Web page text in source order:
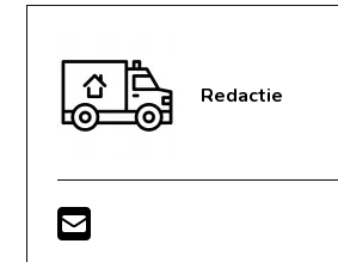
Redactie